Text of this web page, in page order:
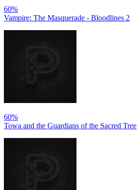
60%
Vampire: The Masquerade - Bloodlines 2
60%
Towa and the Guardians of the Sacred Tree